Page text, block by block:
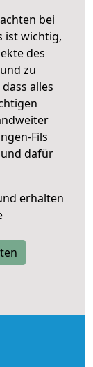
bei
ist wichtig,
des
und zu
alles
Fils
dafür
erhalten